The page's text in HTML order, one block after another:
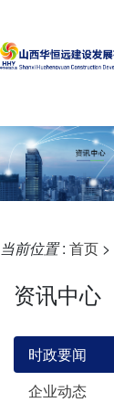
当前位置: 首页 >
资讯中心
时政要闻
企业动态